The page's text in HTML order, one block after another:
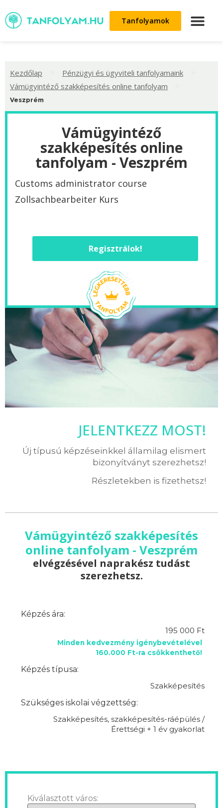
Tanfolyamok
Kezdőlap Pénzügyi és ügyviteli tanfolyamaink
Vámügyintéző szakképesítés online tanfolyam
Veszprém
Vámügyintéző
szakképesítés online
tanfolyam - Veszprém
Customs administrator course
Zollsachbearbeiter Kurs
Regisztrálok!
JELENTKEZZ MOST!
Új típusú képzéseinkkel államilag elismert
bizonyítványt szerezhetsz!
Részletekben is fizethetsz!
Vámügyintéző szakképesítés
online tanfolyam - Veszprém
elvégzésével naprakész tudást
szerezhetsz.
Képzés ára:
195 000 Ft
Minden kedvezmény igénybevételével
160.000 Ft-ra csökkenthető!
Képzés típusa:
Szakképesítés
Szükséges iskolai végzettség:
Szakképesítés, szakképesítés-ráépülés /
Érettségi + 1 év gyakorlat
Kiválasztott város: